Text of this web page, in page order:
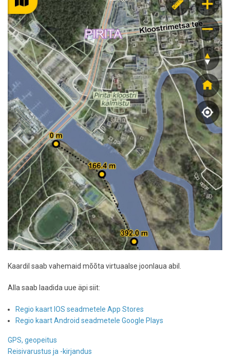
Kaardil saab vahemaid mõõta virtuaalse joonlaua abil.
Alla saab laadida uue äpi siit:
Regio kaart IOS seadmetele App Stores
Regio kaart Android seadmetele Google Plays
GPS, geopeitus
Reisivarustus ja -kirjandus